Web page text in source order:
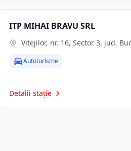
ITP MIHAI BRAVU SRL
Vitejilor, nr. 16, Sector 3, jud.
Autoturisme
Detalii stație